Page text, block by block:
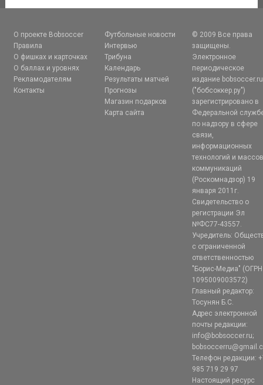
О проекте Bobsoccer
Правила
О фишках и карточках
О баллах и уровнях
Рекламодателям
Контакты
Футбольные новости
Интервью
Трибуна
Календарь
Результаты матчей
Прогнозы
Магазин подарков
Карта сайта
© 2009 Все права
защищены.
Электронное
периодическое
издание bobsoccer.ru
("бобсоккер.ру")
зарегистрировано в
Федеральной
по надзору в сфере
связи,
информационных
технологий и
коммуникаций
(Роскомнадзор) 19
января 2011г.
Свидетельство о
регистрации Эл
№ФС77-43557.
Учредитель:
с ограниченной
ответственностью
"Борис-Медиа" (ОГРН
1095009003572)
Главный редактор:
Тосунян Б.С.
Адрес электронной
почты редакции:
info@bobsoccer.ru;
Телефон редакции:
985 719 29 97
Настоящий ресурс